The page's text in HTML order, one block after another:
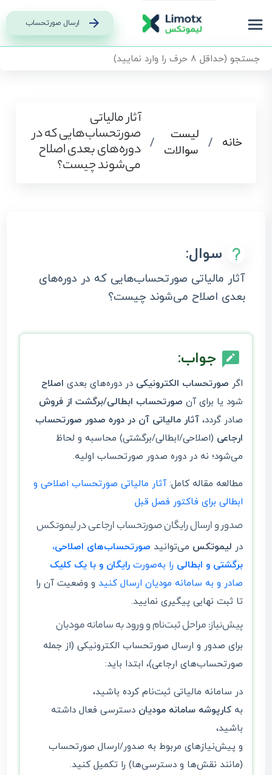
ارسال صورتحساب
خانه /
لیست
سوالات
/
آثار مالیاتی
صورتحساب‌هایی که در
دوره‌های بعدی اصلاح
می‌شوند چیست؟
سوال:
آثار مالیاتی صورتحساب‌هایی که در دوره‌های
بعدی اصلاح می‌شوند چیست؟
جواب:
اگر صورتحساب الکترونیکی در دوره‌های بعدی اصلاح
شود یا برای آن صورتحساب ابطالی/برگشت از فروش
صادر گردد، آثار مالیاتی آن در دوره صدور صورتحساب
ارجاعی (اصلاحی/ابطالی/برگشتی) محاسبه و لحاظ
می‌شود؛ نه در دوره صدور صورتحساب اولیه.
مطالعه مقاله کامل:آثار مالیاتی صورتحساب اصلاحی و
ابطالی برای فاکتور فصل قبل
صدور و ارسال رایگان صورتحساب ارجاعی در لیموتکس
در لیموتکس می‌توانید صورتحساب‌های اصلاحی،
برگشتی و ابطالی را به‌صورت رایگان و با یک کلیک
صادر و به سامانه مودیان ارسال کنید و وضعیت آن را
تا ثبت نهایی پیگیری نمایید.
پیش‌نیاز: مراحل ثبت‌نام و ورود به سامانه مودیان
برای صدور و ارسال صورتحساب الکترونیکی (از جمله
صورتحساب‌های ارجاعی)، ابتدا باید:
در سامانه مالیاتی ثبت‌نام کرده باشید،
به کارپوشه سامانه مودیان دسترسی فعال داشته
باشید،
و پیش‌نیازهای مربوط به صدور/ارسال صورتحساب
(مانند نقش‌ها و دسترسی‌ها) را تکمیل کنید.